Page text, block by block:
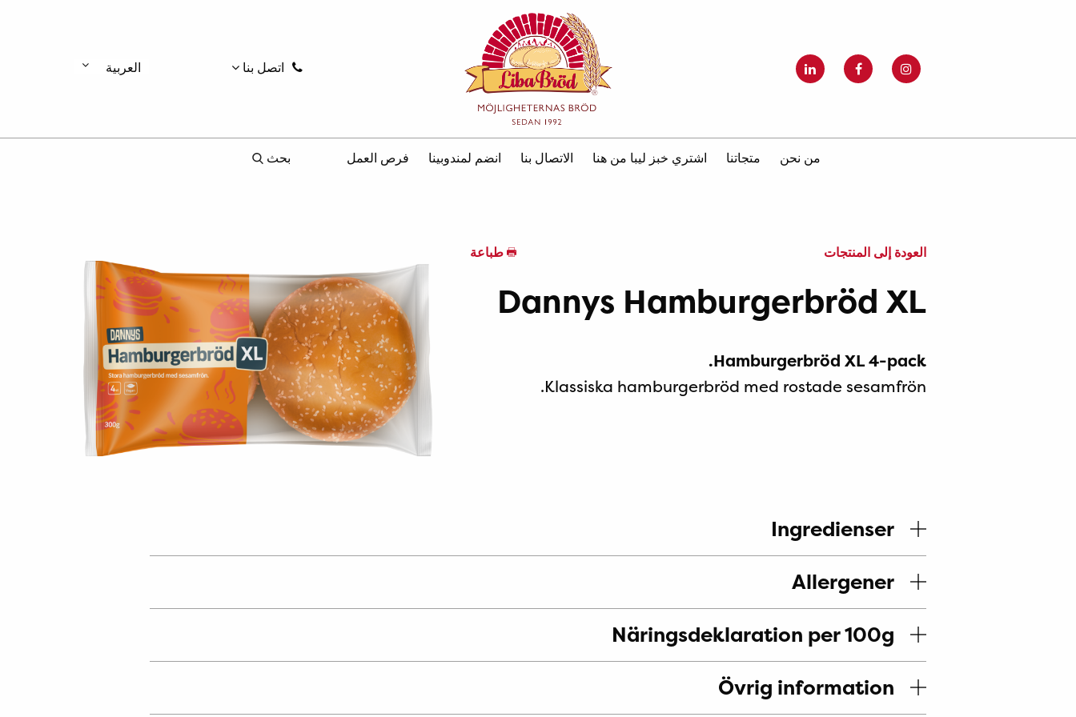
اتصل بنا العربية
من نحن متجاتنا اشتري خبز ليبا من هنا الاتصال بنا انضم لمندوبينا فرص العمل بحث
العودة إلى المنتجات طباعة
Dannys Hamburgerbröd XL
Hamburgerbröd XL 4-pack.
Klassiska hamburgerbröd med rostade sesamfrön.
Ingredienser
Allergener
Näringsdeklaration per 100g
Övrig information